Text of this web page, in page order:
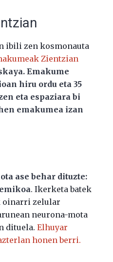
ibili zen kosmonauta
Zientzian
Emakume
hiru ordu eta 35
eta espaziara bi
emakumea izan
ase behar dituzte:
. Ikerketa batek
oinarri zelular
neurona-mota
dituela. Elhuyar
honen berri.